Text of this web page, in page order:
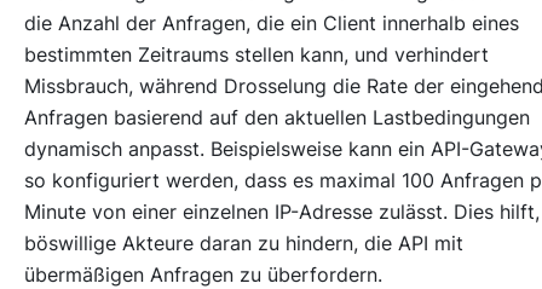
die Anzahl der Anfragen, die ein Client innerhalb eines
bestimmten Zeitraums stellen kann, und verhindert
Missbrauch, während Drosselung die Rate der
Anfragen basierend auf den aktuellen Lastbedingungen
dynamisch anpasst. Beispielsweise kann ein API-
so konfiguriert werden, dass es maximal 100 Anfragen
Minute von einer einzelnen IP-Adresse zulässt. Dies hilft,
böswillige Akteure daran zu hindern, die API mit
übermäßigen Anfragen zu überfordern.